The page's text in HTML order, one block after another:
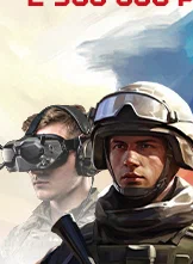
Авторизоваться